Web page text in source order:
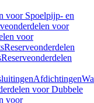
voor Spoelpijp- en
voor
voor
Reserveonderdelen
Reserveonderdelen
Afdichtingen
voor Dubbele
voor